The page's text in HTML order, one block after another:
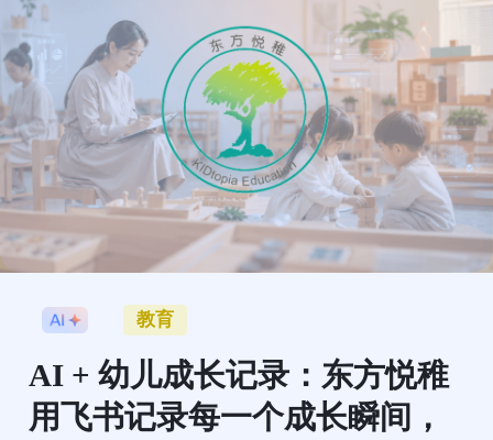
教育
AI + 幼儿成长记录：东方悦稚
用飞书记录每一个成长瞬间，